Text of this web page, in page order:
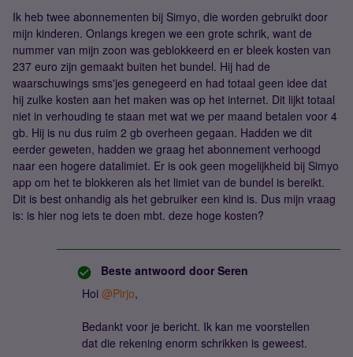
Ik heb twee abonnementen bij Simyo, die worden gebruikt door
mijn kinderen. Onlangs kregen we een grote schrik, want de
nummer van mijn zoon was geblokkeerd en er bleek kosten van
237 euro zijn gemaakt buiten het bundel. Hij had de
waarschuwings sms'jes genegeerd en had totaal geen idee dat
hij zulke kosten aan het maken was op het internet. Dit lijkt totaal
niet in verhouding te staan met wat we per maand betalen voor 4
gb. Hij is nu dus ruim 2 gb overheen gegaan. Hadden we dit
eerder geweten, hadden we graag het abonnement verhoogd
naar een hogere datalimiet. Er is ook geen mogelijkheid bij Simyo
app om het te blokkeren als het limiet van de bundel is bereikt.
Dit is best onhandig als het gebruiker een kind is. Dus mijn vraag
is: is hier nog iets te doen mbt. deze hoge kosten?
Beste antwoord door Seren
Hoi @Pirjo,
Bedankt voor je bericht. Ik kan me voorstellen
dat die rekening enorm schrikken is geweest.